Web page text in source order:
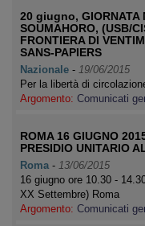
20 giugno, GIORNATA
SOUMAHORO, (USB/
FRONTIERA DI
SANS-PAPIERS
Nazionale - 19/06/2015
Per la libertà di
Argomento: Comunicati
ROMA 16 GIUGNO
PRESIDIO UNITARIO
Roma - 13/06/2015
16 giugno ore 10.30 -
XX Settembre) Roma
Argomento: Comunicati